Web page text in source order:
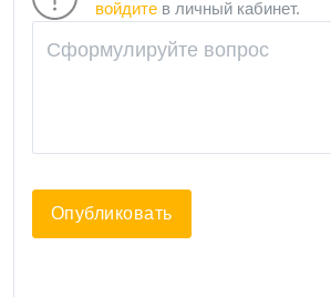
войдите в личный кабинет.
Опубликовать